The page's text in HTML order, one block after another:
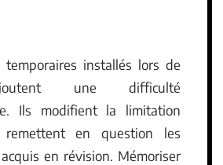
temporaires installés lors de
une difficulté
Ils modifient la limitation
en question les
en révision. Mémoriser